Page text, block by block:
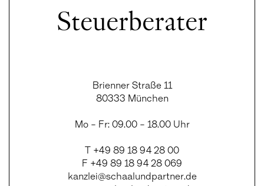
Steuerberater
Brienner Straße 11
80333 München
Mo – Fr: 09.00 – 18.00 Uhr
T +49 89 18 94 28 00
F +49 89 18 94 28 069
kanzlei@schaalundpartner.de